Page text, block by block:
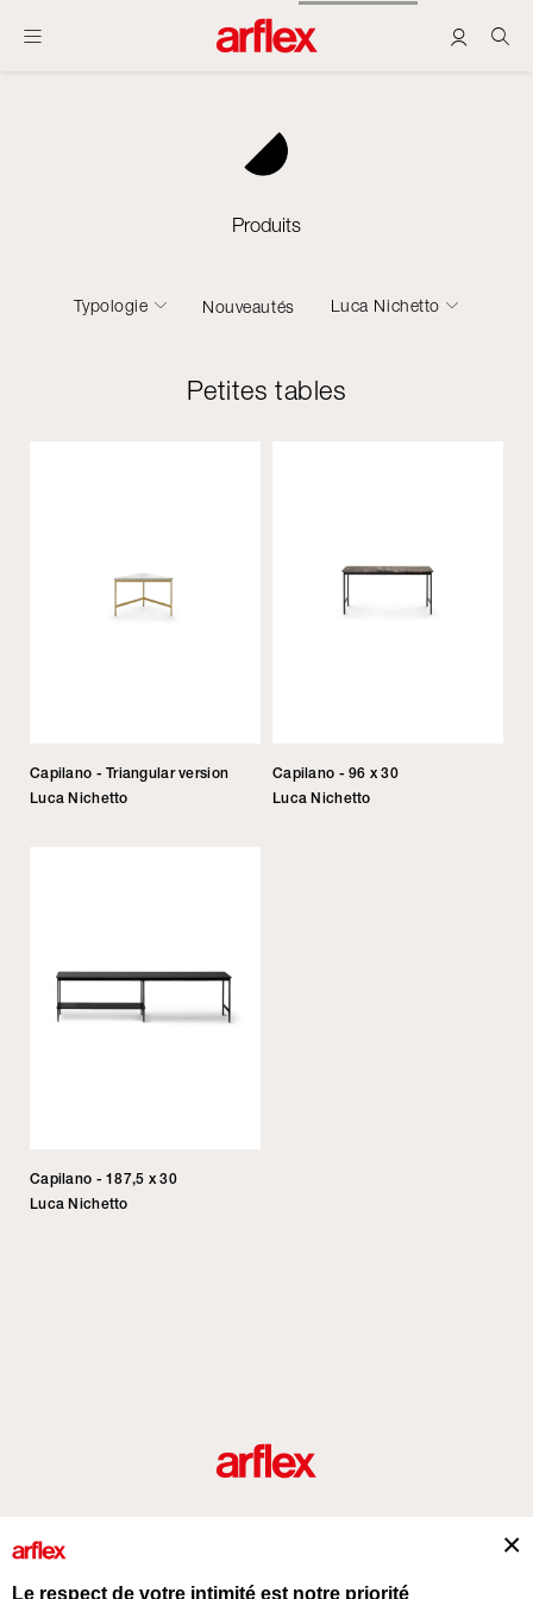
Produits
Typologie Nouveautés Luca Nichetto
Petites tables
Capilano - Triangular version
Luca Nichetto
Capilano - 96 x 30
Luca Nichetto
Capilano - 187,5 x 30
Luca Nichetto
Le respect de votre intimité est notre priorité